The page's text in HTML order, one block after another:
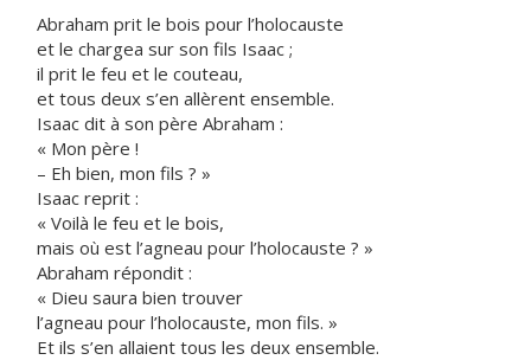
Abraham prit le bois pour l’holocauste
et le chargea sur son fils Isaac ;
il prit le feu et le couteau,
et tous deux s’en allèrent ensemble.
Isaac dit à son père Abraham :
« Mon père !
– Eh bien, mon fils ? »
Isaac reprit :
« Voilà le feu et le bois,
mais où est l’agneau pour l’holocauste ? »
Abraham répondit :
« Dieu saura bien trouver
l’agneau pour l’holocauste, mon fils. »
Et ils s’en allaient tous les deux ensemble.